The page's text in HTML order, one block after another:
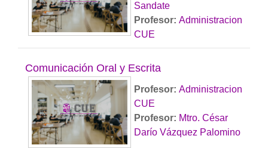
Sandate
Profesor: Administracion
CUE
Comunicación Oral y Escrita
Profesor: Administracion
CUE
Profesor: Mtro. César
Darío Vázquez Palomino